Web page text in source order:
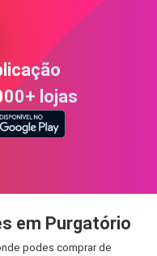
lojas
em Purgatório
podes comprar de